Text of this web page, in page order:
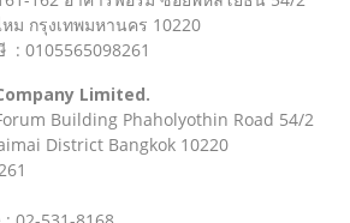
ม กรุงเทพมหานคร 10220
: 0105565098261
Limited.
Building Phaholyothin Road 54/2
District Bangkok 10220